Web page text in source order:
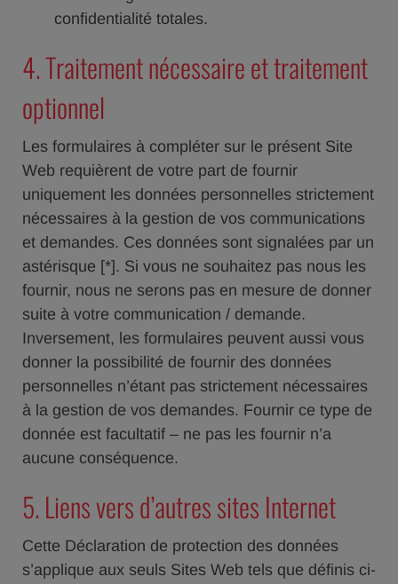
confidentialité totales.
4. Traitement nécessaire et traitement
optionnel
Les formulaires à compléter sur le présent Site
Web requièrent de votre part de fournir
uniquement les données personnelles strictement
nécessaires à la gestion de vos communications
et demandes. Ces données sont signalées par un
astérisque [*]. Si vous ne souhaitez pas nous les
fournir, nous ne serons pas en mesure de donner
suite à votre communication / demande.
Inversement, les formulaires peuvent aussi vous
donner la possibilité de fournir des données
personnelles n’étant pas strictement nécessaires
à la gestion de vos demandes. Fournir ce type de
donnée est facultatif – ne pas les fournir n’a
aucune conséquence.
5. Liens vers d’autres sites Internet
Cette Déclaration de protection des données
s’applique aux seuls Sites Web tels que définis ci-